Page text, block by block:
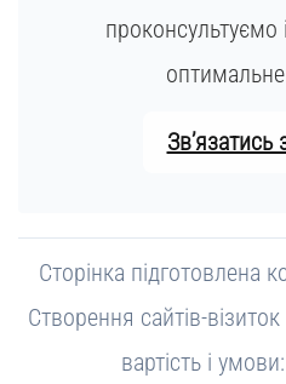
проконсультуємо
Сторінка підготовлена
Створення сайтів-
вартість і